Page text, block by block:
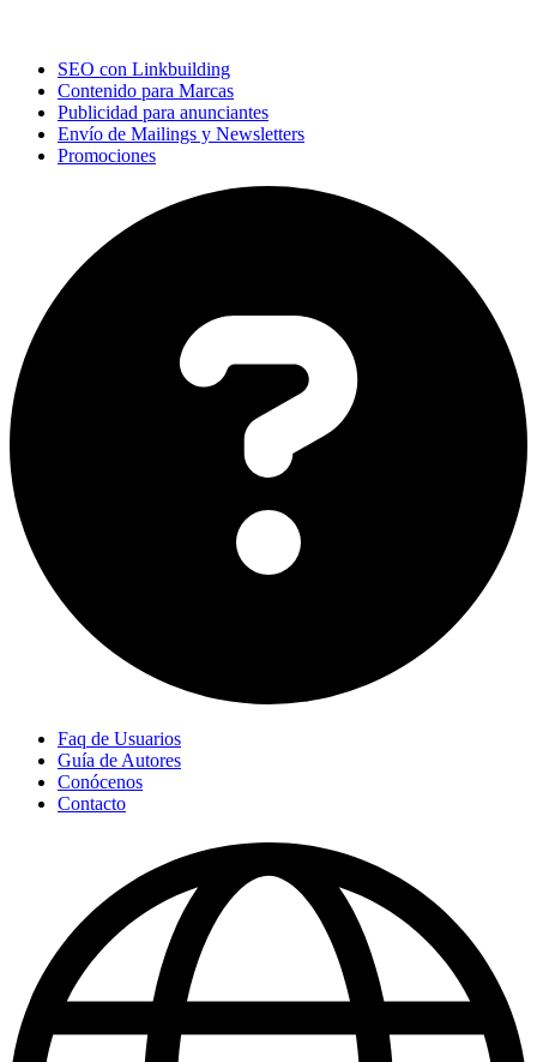
SEO con Linkbuilding
Contenido para Marcas
Publicidad para anunciantes
Envío de Mailings y Newsletters
Promociones
Faq de Usuarios
Guía de Autores
Conócenos
Contacto